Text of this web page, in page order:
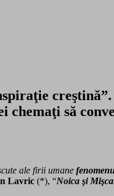
creştină”.
chemaţi să
ale firii umane
Lavric (*), “Noica şi